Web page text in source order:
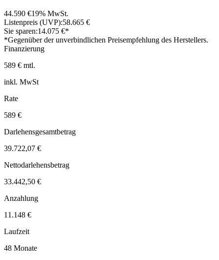
44.590 €19% MwSt.
Listenpreis (UVP):58.665 €
Sie sparen:14.075 €*
*Gegenüber der unverbindlichen Preisempfehlung des Herstellers.
Finanzierung
589 € mtl.
inkl. MwSt
Rate
589 €
Darlehensgesamtbetrag
39.722,07 €
Nettodarlehensbetrag
33.442,50 €
Anzahlung
11.148 €
Laufzeit
48 Monate